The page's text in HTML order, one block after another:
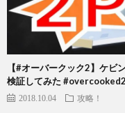
【#オーバークック2】ケビ
検証してみた #overcooked2
2018.10.04 攻略！